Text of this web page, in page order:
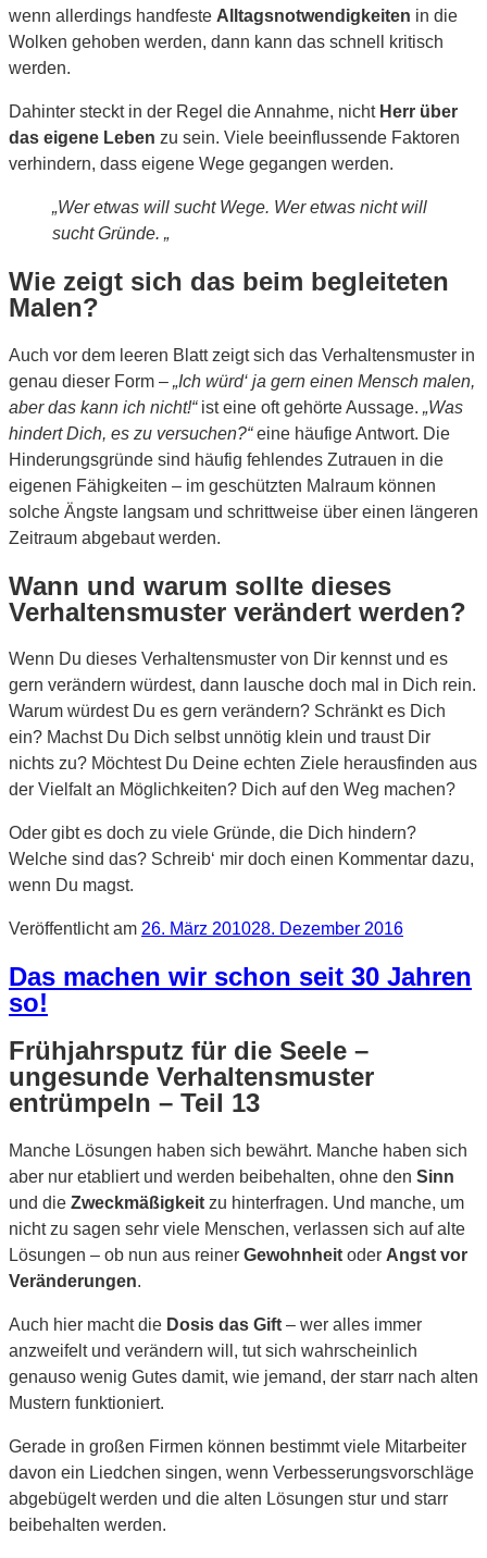
wenn allerdings handfeste Alltagsnotwendigkeiten in die
Wolken gehoben werden, dann kann das schnell kritisch
werden.
Dahinter steckt in der Regel die Annahme, nicht Herr über
das eigene Leben zu sein. Viele beeinflussende Faktoren
verhindern, dass eigene Wege gegangen werden.
„Wer etwas will sucht Wege. Wer etwas nicht will
suchtGründe. „
Wie zeigt sich das beim begleiteten
Malen?
Auch vor dem leeren Blatt zeigt sich das Verhaltensmuster in
genau dieser Form – „Ich würd‘ ja gern einen Mensch malen,
aber das kann ich nicht!“ist eine oft gehörte Aussage. „Was
hindert Dich, es zu versuchen?“eine häufige Antwort. Die
Hinderungsgründe sind häufig fehlendes Zutrauen in die
eigenen Fähigkeiten – im geschützten Malraum können
solche Ängste langsam und schrittweise über einen längeren
Zeitraum abgebaut werden.
Wann und warum sollte dieses
Verhaltensmuster verändert werden?
Wenn Du dieses Verhaltensmuster von Dir kennst und es
gern verändern würdest, dann lausche doch mal in Dich rein.
Warum würdest Du es gern verändern? Schränkt es Dich
ein? Machst Du Dich selbst unnötig klein und traust Dir
nichts zu? Möchtest Du Deine echten Ziele herausfinden aus
der Vielfalt an Möglichkeiten? Dich auf den Weg machen?
Oder gibt es doch zu viele Gründe, die Dich hindern?
Welche sind das? Schreib‘ mir doch einen Kommentar dazu,
wenn Du magst.
Veröffentlicht am 26. März 201028. Dezember 2016
Das machen wir schon seit 30 Jahren
so!
Frühjahrsputz für die Seele –
ungesunde Verhaltensmuster
entrümpeln – Teil 13
Manche Lösungen haben sich bewährt. Manche haben sich
aber nur etabliert und werden beibehalten, ohne den Sinn
und die Zweckmäßigkeit zu hinterfragen. Und manche, um
nicht zu sagen sehr viele Menschen, verlassen sich auf alte
Lösungen – ob nun aus reiner Gewohnheit oder Angst vor
Veränderungen.
Auch hier macht die Dosis das Gift – wer alles immer
anzweifelt und verändern will, tut sich wahrscheinlich
genauso wenig Gutes damit, wie jemand, der starr nach alten
Mustern funktioniert.
Gerade in großen Firmen können bestimmt viele Mitarbeiter
davon ein Liedchen singen, wenn Verbesserungsvorschläge
abgebügelt werden und die alten Lösungen stur und starr
beibehalten werden.